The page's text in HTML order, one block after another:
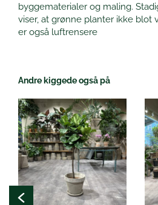
byggematerialer og maling.
viser, at grønne planter ikke blot
er også luftrensere
Andre kiggede også på
Dette
vare
har
flere
varianter.
Mulighederne
kan
vælges
har